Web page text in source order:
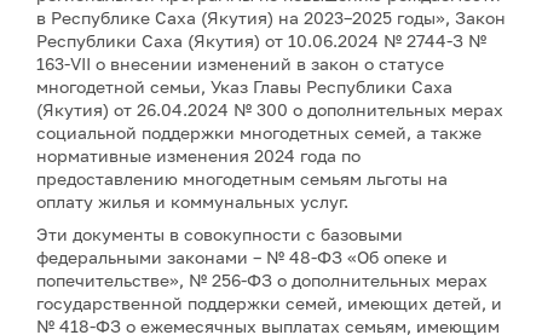
в Республике Саха (Якутия) на 2023–2025 годы», Закон
Республики Саха (Якутия) от 10.06.2024 № 2744-З №
163-VII о внесении изменений в закон о статусе
многодетной семьи, Указ Главы Республики Саха
(Якутия) от 26.04.2024 № 300 о дополнительных мерах
социальной поддержки многодетных семей, а также
нормативные изменения 2024 года по
предоставлению многодетным семьям льготы на
оплату жилья и коммунальных услуг.
Эти документы в совокупности с базовыми
федеральными законами – № 48-ФЗ «Об опеке и
попечительстве», № 256-ФЗ о дополнительных мерах
государственной поддержки семей, имеющих детей, и
№ 418-ФЗ о ежемесячных выплатах семьям, имеющим